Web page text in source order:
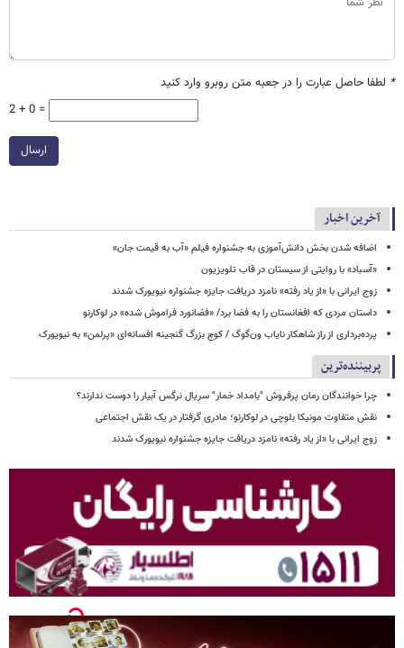
* لطفا حاصل عبارت را در جعبه متن روبرو وارد کنید
2 + 0 =
ارسال
آخرین اخبار
اضافه شدن بخش دانش‌آموزی به جشنواره فیلم «آب به قیمت جان»
«آسباد» با روایتی از سیستان در قاب تلویزیون
زوج ایرانی با «از یاد رفته» نامزد دریافت جایزه جشنواره نیویورک شدند
داستان مردی که افغانستان را به فضا برد/ «فضانورد فراموش شده» در لوکارنو
پرده‌برداری از راز شاهکار نایاب ون‌گوگ / کوچ بزرگ گنجینه افسانه‌ای «پرلمن» به نیویورک
پربیننده‌ترین
چرا خوانندگان رمان پرفروش "بامداد خمار" سریال نرگس آبیار را دوست ندارند؟
نقش متفاوت مونیکا بلوچی در لوکارنو؛ مادری گرفتار در یک نقش اجتماعی
زوج ایرانی با «از یاد رفته» نامزد دریافت جایزه جشنواره نیویورک شدند